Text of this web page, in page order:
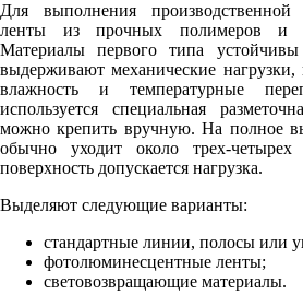
Для выполнения производственной
ленты из прочных полимеров и
Материалы первого типа
выдерживают механические нагрузки,
влажность и температурные
используется специальная
можно крепить вручную. На полное
обычно уходит около трех-
поверхность допускается нагрузка.
Выделяют следующие варианты:
стандартные линии, полосы или
фотолюминесцентные ленты;
световозвращающие материалы.